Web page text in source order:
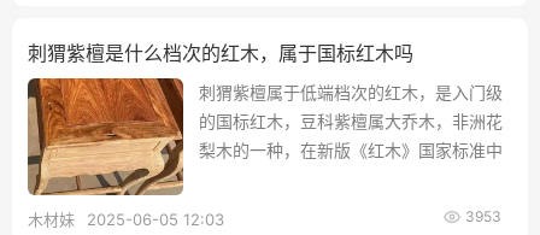
刺猬紫檀是什么档次的红木，属于国标红木吗
刺猬紫檀属于低端档次的红木，是入门级
的国标红木，豆科紫檀属大乔木，非洲花
梨木的一种，在新版《红木》国家标准中
类二十九种红木之一，刺猬紫檀以其独特
木材妹 2025-06-05 12:03 3953